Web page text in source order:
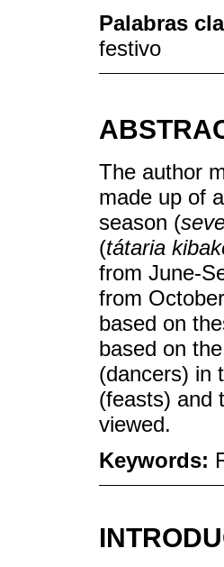
Palabras
festivo
The author
made up of
season (
(tátaria
from June-
from
based on
based on
(dancers) in
(feasts) and
viewed.
Keywords: